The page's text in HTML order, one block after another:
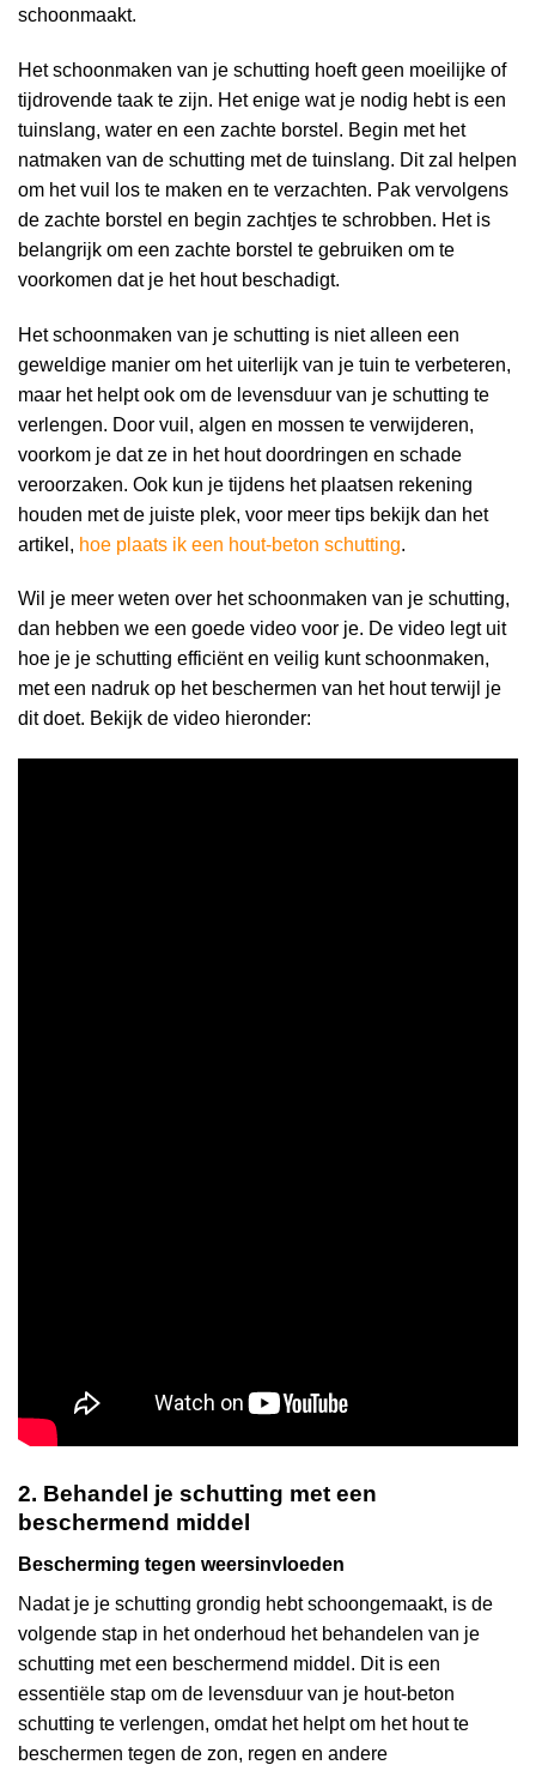
schoonmaakt.
Het schoonmaken van je schutting hoeft geen moeilijke of
tijdrovende taak te zijn. Het enige wat je nodig hebt is een
tuinslang, water en een zachte borstel. Begin met het
natmaken van de schutting met de tuinslang. Dit zal helpen
om het vuil los te maken en te verzachten. Pak vervolgens
de zachte borstel en begin zachtjes te schrobben. Het is
belangrijk om een zachte borstel te gebruiken om te
voorkomen dat je het hout beschadigt.
Het schoonmaken van je schutting is niet alleen een
geweldige manier om het uiterlijk van je tuin te verbeteren,
maar het helpt ook om de levensduur van je schutting te
verlengen. Door vuil, algen en mossen te verwijderen,
voorkom je dat ze in het hout doordringen en schade
veroorzaken. Ook kun je tijdens het plaatsen rekening
houden met de juiste plek, voor meer tips bekijk dan het
artikel, hoe plaats ik een hout-beton schutting.
Wil je meer weten over het schoonmaken van je schutting,
dan hebben we een goede video voor je. De video legt uit
hoe je je schutting efficiënt en veilig kunt schoonmaken,
met een nadruk op het beschermen van het hout terwijl je
dit doet. Bekijk de video hieronder:
2. Behandel je schutting met een
beschermend middel
Bescherming tegen weersinvloeden
Nadat je je schutting grondig hebt schoongemaakt, is de
volgende stap in het onderhoud het behandelen van je
schutting met een beschermend middel. Dit is een
essentiële stap om de levensduur van je hout-beton
schutting te verlengen, omdat het helpt om het hout te
beschermen tegen de zon, regen en andere